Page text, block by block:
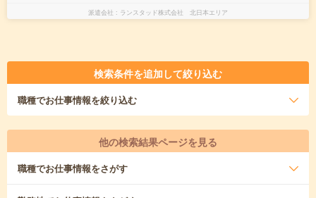
派遣会社 ランスタッド株式会社 北日本エリア
検索条件を追加して絞り込む
職種でお仕事情報を絞り込む
他の検索結果ページを見る
職種でお仕事情報をさがす